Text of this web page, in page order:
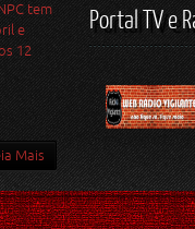
tem
e
12
Mais
Portal TV e